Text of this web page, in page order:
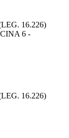
16.226)
6 -
16.226)